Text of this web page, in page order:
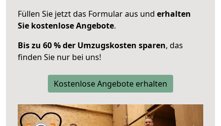
Füllen Sie jetzt das Formular aus und erhalten
Sie kostenlose Angebote.
Bis zu 60 % der Umzugskosten sparen, das
finden Sie nur bei uns!
Kostenlose Angebote erhalten